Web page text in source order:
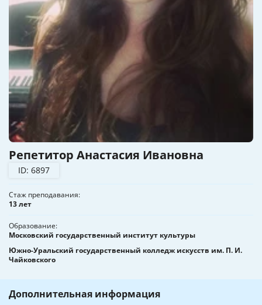
Репетитор Анастасия Ивановна
ID: 6897
Стаж преподавания
13 лет
Образование
Московский государственный институт культуры
Южно-Уральский государственный колледж искусств им. П. И.
Чайковского
Дополнительная информация